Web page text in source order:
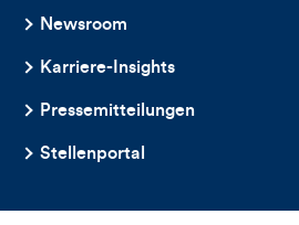
Newsroom
Karriere-Insights
Pressemitteilungen
Stellenportal